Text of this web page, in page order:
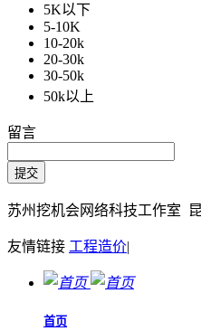
5K以下
5-10K
10-20k
20-30k
30-50k
50k以上
留言
苏州挖机会网络科技工作室
友情链接 工程造价|
首页